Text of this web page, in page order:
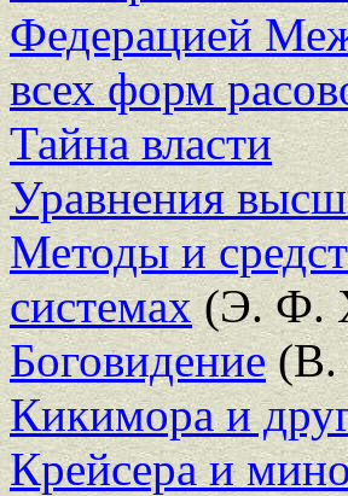
Федерацией
всех форм
Тайна власти
Уравнения
Методы и
системах(Э. Ф.
Боговидение(В.
Кикимора и
Крейсера и